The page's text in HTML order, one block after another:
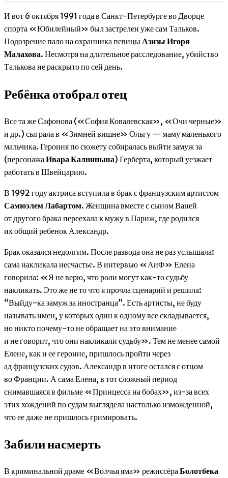
И вот 6 октября 1991 года в Санкт-Петербурге во Дворце
спорта «Юбилейный» был застрелен уже сам Тальков.
Подозрение пало на охранника певицыАзизы Игоря
Малахова. Несмотря на длительное расследование, убийство
Талькова не раскрыто по сей день.
Ребёнка отобрал отец
Все та же Сафонова («София Ковалевская», «Очи черные»
и др.) сыграла в «Зимней вишне» Ольгу — маму маленького
мальчика. Героиня по сюжету собиралась выйти замуж за
(персонажа Ивара Калниньша) Герберта, который уезжает
работать в Швейцарию.
В 1992 году актриса вступила в брак с французским артистом
Самюэлем Лабартом. Женщина вместе с сыном Ваней
от другого брака переехала к мужу в Париж, где родился
их общий ребенок Александр.
Брак оказался недолгим. После развода она не раз услышала:
сама накликала несчастье. В интервью «АиФ» Елена
говорила: «Я не верю, что роли могут как-то судьбу
накликать. Это же не то что я прочла сценарий и решила:
“Выйду-ка замуж за иностранца”. Есть артисты, не буду
называть имен, у которых один к одному все складывается,
но никто почему-то не обращает на это внимание
и не говорит, что они накликали судьбу». Тем не менее самой
Елене, как и ее героине, пришлось пройти через
ад французских судов. Александр в итоге остался с отцом
во Франции. А сама Елена, в тот сложный период
снимавшаяся в фильме «Принцесса на бобах», из-за всех
этих хождений по судам выглядела настолько изможденной,
что ее даже не пришлось гримировать.
Забили насмерть
В криминальной драме «Волчья яма» режиссёраБолотбека